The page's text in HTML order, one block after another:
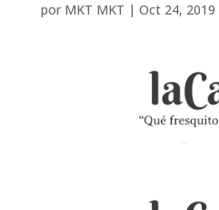
por MKT MKT | Oct 24, 2019